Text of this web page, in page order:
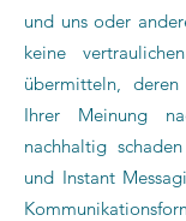
und uns oder
keine
übermitteln,
Ihrer Meinung
nachhaltig
und Instant